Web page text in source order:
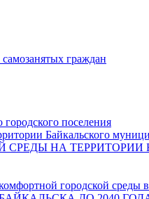
граждан
поселения
Байкальского
НА ТЕРРИТОРИИ
городской среды